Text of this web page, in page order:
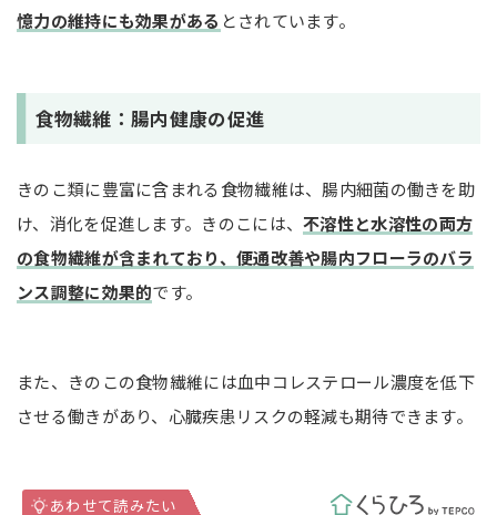
憶力の維持にも効果がある とされています。
食物繊維：腸内健康の促進
きのこ類に豊富に含まれる食物繊維は、腸内細菌の働きを助
け、消化を促進します。きのこには、不溶性と水溶性の両方
の食物繊維が含まれており、便通改善や腸内フローラのバラ
ンス調整に効果的です。
また、きのこの食物繊維には血中コレステロール濃度を低下
させる働きがあり、心臓疾患リスクの軽減も期待できます。